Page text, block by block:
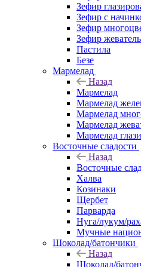
Зефир
Зефир с
Зефир
Зефир
Пастила
Безе
Мармелад
Назад
Мармелад
Мармелад
Мармелад
Мармелад
Мармелад
Восточные сладости
Назад
Восточные
Халва
Козинаки
Щербет
Парварда
Нуга/лукум/
Мучные
Шоколад/батончики
Назад
Шоколад/